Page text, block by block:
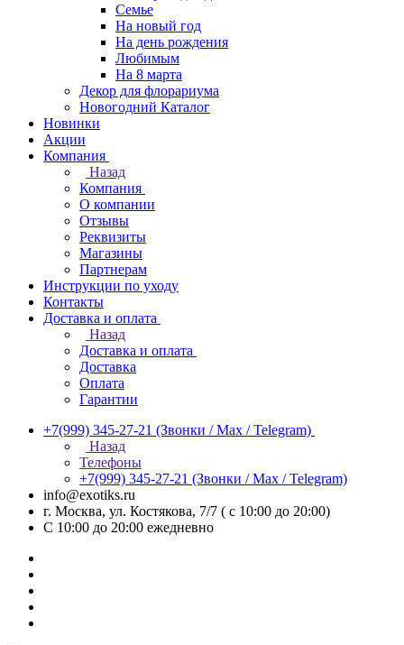
Семье
На новый год
На день рождения
Любимым
На 8 марта
Декор для флорариума
Новогодний Каталог
Новинки
Акции
Компания
Назад
Компания
О компании
Отзывы
Реквизиты
Магазины
Партнерам
Инструкции по уходу
Контакты
Доставка и оплата
Назад
Доставка и оплата
Доставка
Оплата
Гарантии
+7(999) 345-27-21 (Звонки / Max / Telegram)
Назад
Телефоны
+7(999) 345-27-21 (Звонки / Max / Telegram)
info@exotiks.ru
г. Москва, ул. Костякова, 7/7 ( с 10:00 до 20:00)
С 10:00 до 20:00 ежедневно